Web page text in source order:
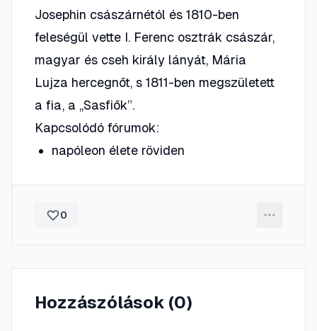
Josephin császárnétól és 1810-ben
feleségül vette I. Ferenc osztrák császár,
magyar és cseh király lányát, Mária
Lujza hercegnőt, s 1811-ben megszületett
a fia, a „Sasfiők”.
Kapcsolódó fórumok:
napóleon élete röviden
0
Hozzászólások (0)